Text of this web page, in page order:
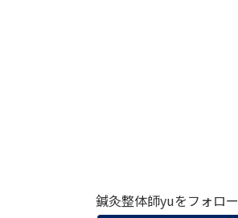
鍼灸整体師yuをフォロ